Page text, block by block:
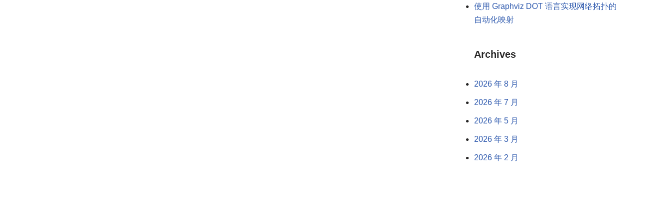
使用 Graphviz DOT 语言实现网络拓扑的
自动化映射
Archives
2026 年 8 月
2026 年 7 月
2026 年 5 月
2026 年 3 月
2026 年 2 月